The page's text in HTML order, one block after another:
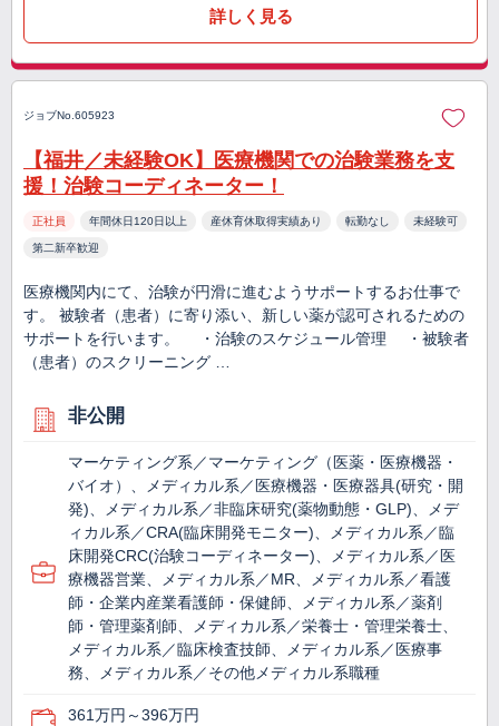
詳しく見る
ジョブNo.605923
【福井／未経験OK】医療機関での治験業務を支
援！治験コーディネーター！
正社員 年間休日120日以上 産休育休取得実績あり 転勤なし 未経験可
第二新卒歓迎
医療機関内にて、治験が円滑に進むようサポートするお仕事で
す。 被験者（患者）に寄り添い、新しい薬が認可されるための
サポートを行います。 ・治験のスケジュール管理 ・被験者
（患者）のスクリーニング …
非公開
マーケティング系／マーケティング（医薬・医療機器・
バイオ）、メディカル系／医療機器・医療器具(研究・開
発)、メディカル系／非臨床研究(薬物動態・GLP)、メデ
ィカル系／CRA(臨床開発モニター)、メディカル系／臨
床開発CRC(治験コーディネーター)、メディカル系／医
療機器営業、メディカル系／MR、メディカル系／看護
師・企業内産業看護師・保健師、メディカル系／薬剤
師・管理薬剤師、メディカル系／栄養士・管理栄養士、
メディカル系／臨床検査技師、メディカル系／医療事
務、メディカル系／その他メディカル系職種
361万円～396万円